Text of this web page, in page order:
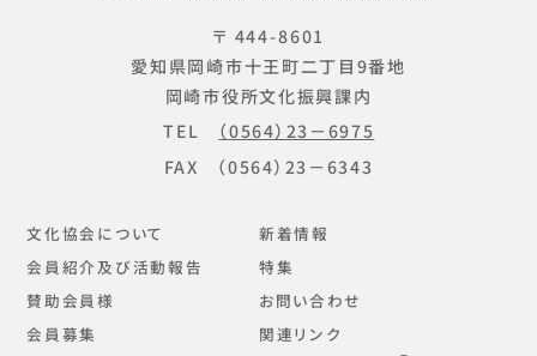
〒 444-8601
愛知県岡崎市十王町二丁目9番地
岡崎市役所文化振興課内
TEL （0564）23－6975
FAX （0564）23－6343
文化協会について
会員紹介及び活動報告
賛助会員様
会員募集
新着情報
特集
お問い合わせ
関連リンク